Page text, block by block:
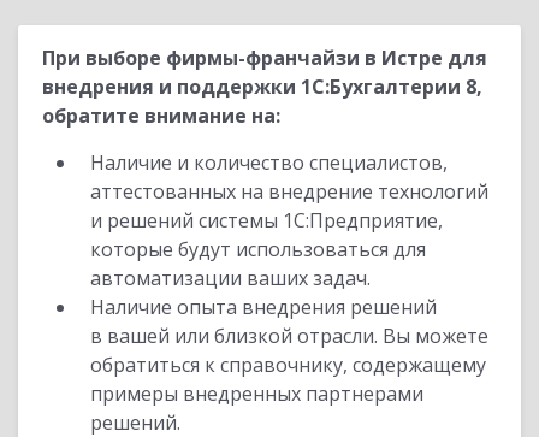
При выборе фирмы-франчайзи в Истре для
внедрения и поддержки 1С:Бухгалтерии 8,
обратите внимание на:
Наличие и количество специалистов,
аттестованных на внедрение технологий
и решений системы 1С:Предприятие,
которые будут использоваться для
автоматизации ваших задач.
Наличие опыта внедрения решений
в вашей или близкой отрасли. Вы можете
обратиться к справочнику, содержащему
примеры внедренных партнерами
решений.